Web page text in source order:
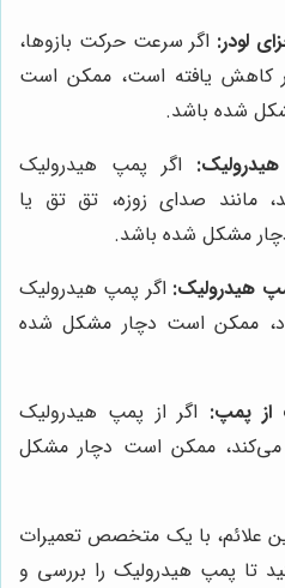
لودر: اگر سرعت حرکت بازوها،
کاهش یافته است، ممکن است
شده باشد.
اگر پمپ هیدرولیک
مانند صدای زوزه، تق تق یا
مشکل شده باشد.
هیدرولیک: اگر پمپ هیدرولیک
ممکن است دچار مشکل شده
از پمپ: اگر از پمپ هیدرولیک
ممکن است دچار مشکل
علائم، با یک متخصص تعمیرات
تا پمپ هیدرولیک را بررسی و